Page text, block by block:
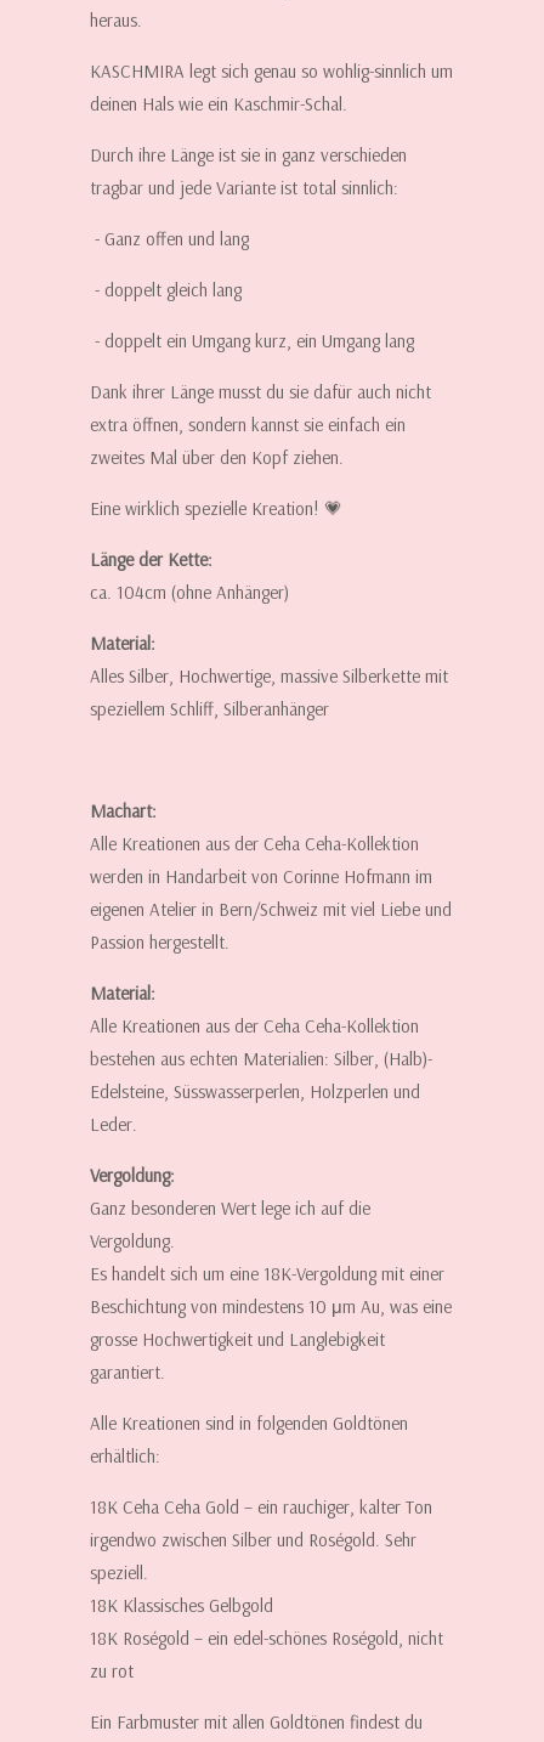
heraus.
KASCHMIRA legt sich genau so wohlig-sinnlich um
deinen Hals wie ein Kaschmir-Schal.
Durch ihre Länge ist sie in ganz verschieden
tragbar und jede Variante ist total sinnlich:
- Ganz offen und lang
- doppelt gleich lang
- doppelt ein Umgang kurz, ein Umgang lang
Dank ihrer Länge musst du sie dafür auch nicht
extra öffnen, sondern kannst sie einfach ein
zweites Mal über den Kopf ziehen.
Eine wirklich spezielle Kreation! 💗
Länge der Kette:
ca. 104cm (ohne Anhänger)
Material:
Alles Silber, Hochwertige, massive Silberkette mit
speziellem Schliff, Silberanhänger
Machart:
Alle Kreationen aus der Ceha Ceha-Kollektion
werden in Handarbeit von Corinne Hofmann im
eigenen Atelier in Bern/Schweiz mit viel Liebe und
Passion hergestellt.
Material:
Alle Kreationen aus der Ceha Ceha-Kollektion
bestehen aus echten Materialien: Silber, (Halb)-
Edelsteine, Süsswasserperlen, Holzperlen und
Leder.
Vergoldung:
Ganz besonderen Wert lege ich auf die
Vergoldung.
Es handelt sich um eine 18K-Vergoldung mit einer
Beschichtung von mindestens 10 μm Au, was eine
grosse Hochwertigkeit und Langlebigkeit
garantiert.
Alle Kreationen sind in folgenden Goldtönen
erhältlich:
18K Ceha Ceha Gold – ein rauchiger, kalter Ton
irgendwo zwischen Silber und Roségold. Sehr
speziell.
18K Klassisches Gelbgold
18K Roségold – ein edel-schönes Roségold, nicht
zu rot
Ein Farbmuster mit allen Goldtönen findest du